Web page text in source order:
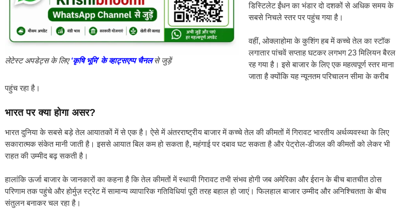
लेटेस्ट अपडेट्स के लिए‘कृषि भूमि’ के व्हाट्सएप्प चैनलसे जुड़ें
डिस्टिलेट ईंधन का भंडार दो दशकों से अधिक समय के
सबसे निचले स्तर पर पहुंच गया है।
वहीं, ओक्लाहोमा के कुशिंग हब में कच्चे तेल का स्टॉक
लगातार पांचवें सप्ताह घटकर लगभग 23 मिलियन बैरल
रह गया है। इसे बाजार के लिए एक महत्वपूर्ण स्तर माना
जाता है क्योंकि यह न्यूनतम परिचालन सीमा के करीब
पहुंच रहा है।
भारत पर क्या होगा असर?
भारत दुनिया के सबसे बड़े तेल आयातकों में से एक है। ऐसे में अंतरराष्ट्रीय बाजार में कच्चे तेल की कीमतों में गिरावट भारतीय अर्थव्यवस्था के लिए
सकारात्मक संकेत मानी जाती है। इससे आयात बिल कम हो सकता है, महंगाई पर दबाव घट सकता है और पेट्रोल-डीजल की कीमतों को लेकर भी
राहत की उम्मीद बढ़ सकती है।
हालांकि ऊर्जा बाजार के जानकारों का कहना है कि तेल कीमतों में स्थायी गिरावट तभी संभव होगी जब अमेरिका और ईरान के बीच बातचीत ठोस
परिणाम तक पहुंचे और होर्मुज़ स्ट्रेट में सामान्य व्यापारिक गतिविधियां पूरी तरह बहाल हो जाएं। फिलहाल बाजार उम्मीद और अनिश्चितता के बीच
संतुलन बनाकर चल रहा है।